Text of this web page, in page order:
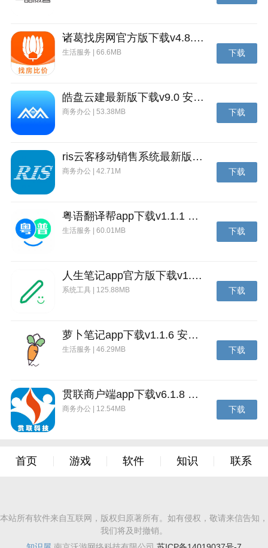
诸葛找房网官方版下载v4.8.1.1 安卓最新版
生活服务 | 66.6MB 下载
皓盘云建最新版下载v9.0 安卓版
商务办公 | 53.38MB 下载
ris云客移动销售系统最新版下载v1.1.25 安卓手机版
商务办公 | 42.71M 下载
粤语翻译帮app下载v1.1.1 安卓版
生活服务 | 60.01MB 下载
人生笔记app官方版下载v1.19.4 安卓版
系统工具 | 125.88MB 下载
萝卜笔记app下载v1.1.6 安卓版
生活服务 | 46.29MB 下载
贯联商户端app下载v6.1.8 安卓版
商务办公 | 12.54MB 下载
首页 游戏 软件 知识 联系
本站所有软件来自互联网，版权归原著所有。如有侵权，敬请来信告知，
我们将及时撤销。